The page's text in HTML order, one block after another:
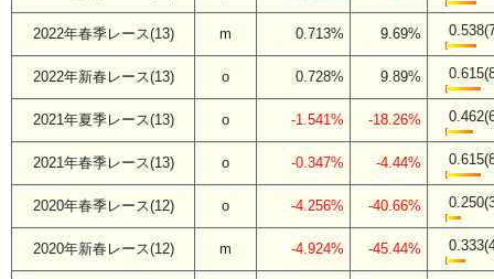
2022年春季レース(13) m 0.713% 9.69%
2022年新春レース(13) o 0.728% 9.89%
2021年夏季レース(13) o -1.541% -18.26%
2021年春季レース(13) o -0.347% -4.44%
2020年春季レース(12) o -4.256% -40.66%
2020年新春レース(12) m -4.924% -45.44%